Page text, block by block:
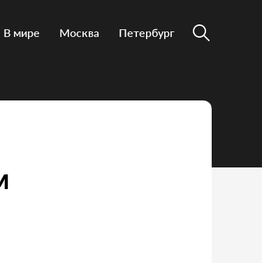
В мире Москва Петербург